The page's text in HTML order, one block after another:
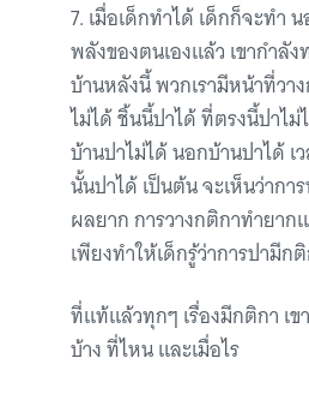
7. เมื่อเด็กทำได้ เด็กก็จะทำ
พลังของตนเองแล้ว เขากำลั
บ้านหลังนี้ พวกเรามีหน้าที่วา
ไม่ได้ ชิ้นนี้ปาได้ ที่ตรงนี้ปาไ
บ้านปาไม่ได้ นอกบ้านปาได้ เ
นั้นปาได้ เป็นต้น จะเห็นว่าก
ผลยาก การวางกติกาทำยาก
เพียงทำให้เด็กรู้ว่าการปามีก
ที่แท้แล้วทุกๆ เรื่องมีกติกา เข
บ้าง ที่ไหน และเมื่อไร